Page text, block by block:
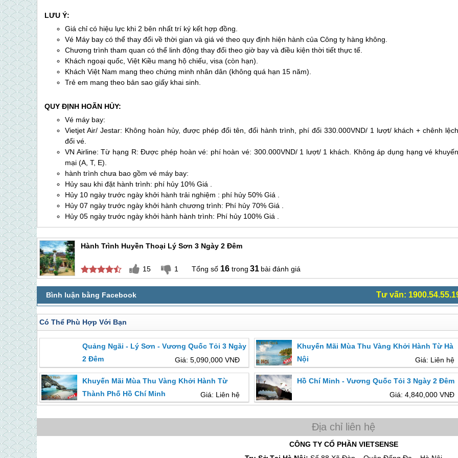
LƯU Ý:
Giá chỉ có hiệu lực khi 2 bên nhất trí ký kết hợp đồng.
Vé Máy bay có thể thay đổi về thời gian và giá vé theo quy định hiện hành của Công ty hàng không.
Chương trình tham quan có thể linh động thay đổi theo giờ bay và điều kiện thời tiết thực tế.
Khách ngoại quốc, Việt Kiều mang hộ chiếu, visa (còn hạn).
Khách Việt Nam mang theo chứng minh nhân dân (không quá hạn 15 năm).
Trẻ em mang theo bản sao giấy khai sinh.
QUY ĐỊNH HOÃN HỦY:
Vé máy bay:
Vietjet Air/ Jestar: Không hoàn hủy, được phép đổi tên, đổi hành trình, phí đổi 330.000VND/ 1 lượt/ khách + chênh lệch
đổi vé.
VN Airline: Từ hạng R: Được phép hoàn vé: phí hoàn vé: 300.000VND/ 1 lượt/ 1 khách. Không áp dụng hạng vé khuyến
mại (A, T, E).
hành trình chưa bao gồm vé máy bay:
Hủy sau khi đặt hành trình: phí hủy 10% Giá .
Hủy 10 ngày trước ngày khởi hành trải nghiệm : phí hủy 50% Giá .
Hủy 07 ngày trước ngày khởi hành chương trình: Phí hủy 70% Giá .
Hủy 05 ngày trước ngày khởi hành hành trình: Phí hủy 100% Giá .
Hành Trình Huyền Thoại Lý Sơn 3 Ngày 2 Đêm
15 1 16 31 bài đánh giá
Tư vấn:
Có Thể Phù Hợp Với Bạn
Quảng Ngãi - Lý Sơn - Vương Quốc Tỏi 3 Ngày
2 Đêm
Giá: 5,090,000 VNĐ
Khuyến Mãi Mùa Thu Vàng Khởi Hành Từ Hà
Nội
Giá: Liên hệ
Khuyến Mãi Mùa Thu Vàng Khởi Hành Từ
Thành Phố Hồ Chí Minh
Giá: Liên hệ
Hồ Chí Minh - Vương Quốc Tỏi 3 Ngày 2 Đêm
Giá: 4,840,000 VNĐ
CÔNG TY CỔ PHẦN VIETSENSE